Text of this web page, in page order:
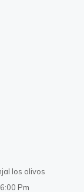
los olivos
Pm